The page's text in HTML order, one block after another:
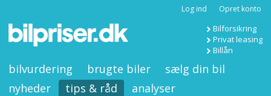
Log ind Opret konto
Bilforsikring
Privat leasing
Billån
bilvurdering brugte biler
sælg din bil
nyheder
tips & råd analyser